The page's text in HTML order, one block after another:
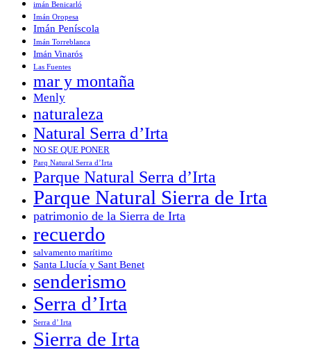
imán Benicarló
Imán Oropesa
Imán Peníscola
Imán Torreblanca
Imán Vinarós
Las Fuentes
mar y montaña
Menly
naturaleza
Natural Serra d’Irta
NO SE QUE PONER
Parq Natural Serra d’Irta
Parque Natural Serra d’Irta
Parque Natural Sierra de Irta
patrimonio de la Sierra de Irta
recuerdo
salvamento marítimo
Santa Llucía y Sant Benet
senderismo
Serra d’Irta
Serra d’ Irta
Sierra de Irta